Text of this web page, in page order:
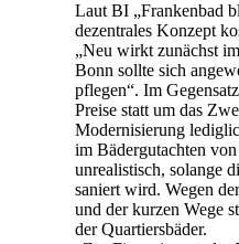
Laut BI „Frankenbad
dezentrales Konzept
„Neu wirkt zunächst
Bonn sollte sich
pflegen“. Im
Preise statt um das
Modernisierung
im Bädergutachten
unrealistisch, solange
saniert wird. Wegen
und der kurzen Wege
der Quartiersbäder.